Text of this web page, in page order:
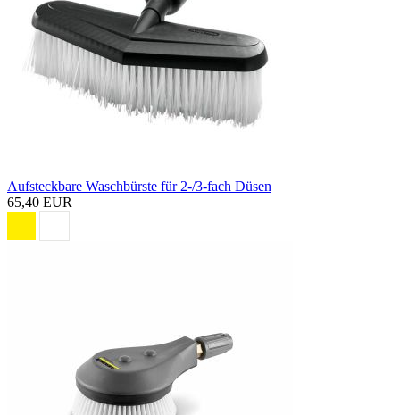
Aufsteckbare Waschbürste für 2-/3-fach Düsen
65,40 EUR